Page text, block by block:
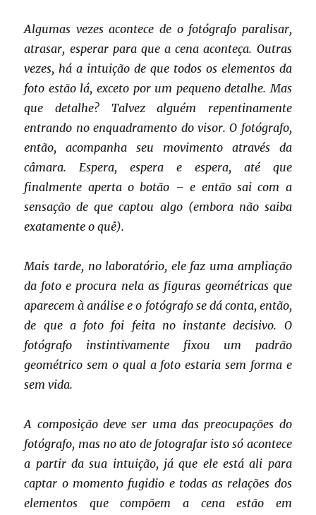
Algumas vezes acontece de o fotógrafo paralisar,
atrasar, esperar para que a cena aconteça. Outras
vezes, há a intuição de que todos os elementos da
foto estão lá, exceto por um pequeno detalhe. Mas
que detalhe? Talvez alguém repentinamente
entrando no enquadramento do visor. O fotógrafo,
então, acompanha seu movimento através da
câmara. Espera, espera e espera, até que
finalmente aperta o botão – e então sai com a
sensação de que captou algo (embora não saiba
exatamente o quê).
Mais tarde, no laboratório, ele faz uma ampliação
da foto e procura nela as figuras geométricas que
aparecem à análise e o fotógrafo se dá conta, então,
de que a foto foi feita no instante decisivo. O
fotógrafo instintivamente fixou um padrão
geométrico sem o qual a foto estaria sem forma e
sem vida.
A composição deve ser uma das preocupações do
fotógrafo, mas no ato de fotografar isto só acontece
a partir da sua intuição, já que ele está ali para
captar o momento fugidio e todas as relações dos
elementos que compõem a cena estão em